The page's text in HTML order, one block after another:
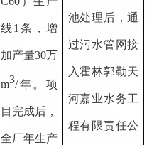
线1条，增
加产量30万
m3/年。项
目完成后，
全厂年生产
池处理后，通
过污水管网接
入霍林郭勒天
河嘉业水务工
程有限责任公